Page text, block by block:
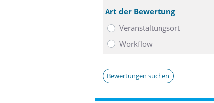
Art der Bewertung
Veranstaltungsort
Workflow
Bewertungen suchen